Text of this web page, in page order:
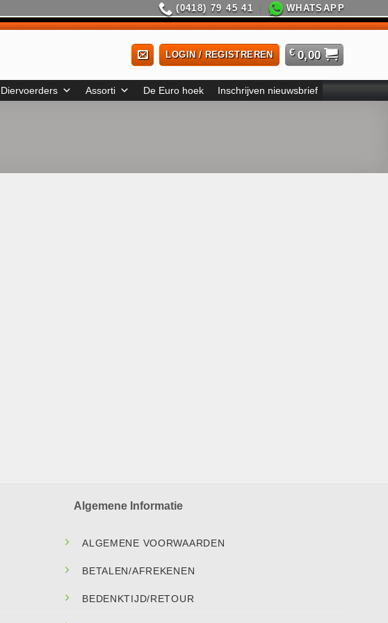
(0418) 79 45 41 WHATSAPP
LOGIN / REGISTREREN € 0,00
Diervoerders Assorti De Euro hoek Inschrijven nieuwsbrief
Algemene Informatie
ALGEMENE VOORWAARDEN
BETALEN/AFREKENEN
BEDENKTIJD/RETOUR